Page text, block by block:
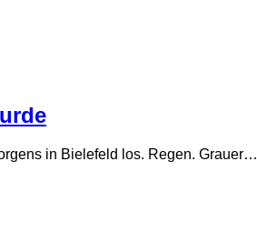
in Bielefeld los. Regen. Grauer…